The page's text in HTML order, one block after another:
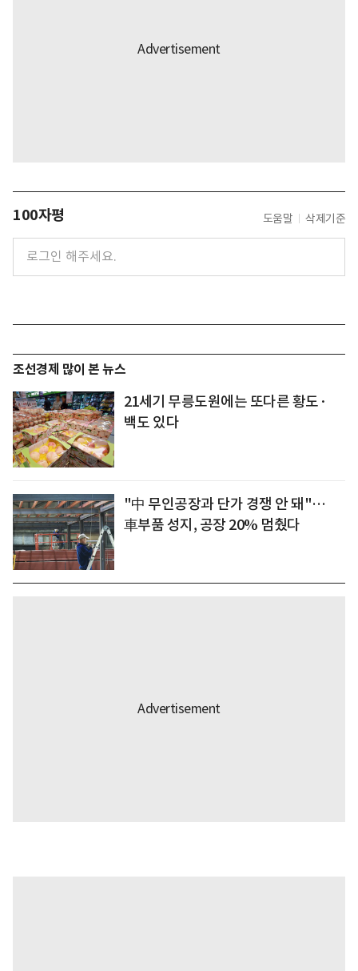
100자평 도움말 삭제기준
조선경제 많이 본 뉴스
21세기 무릉도원에는 또다른 황도·
백도 있다
"中 무인공장과 단가 경쟁 안 돼"…
車부품 성지, 공장 20% 멈췄다